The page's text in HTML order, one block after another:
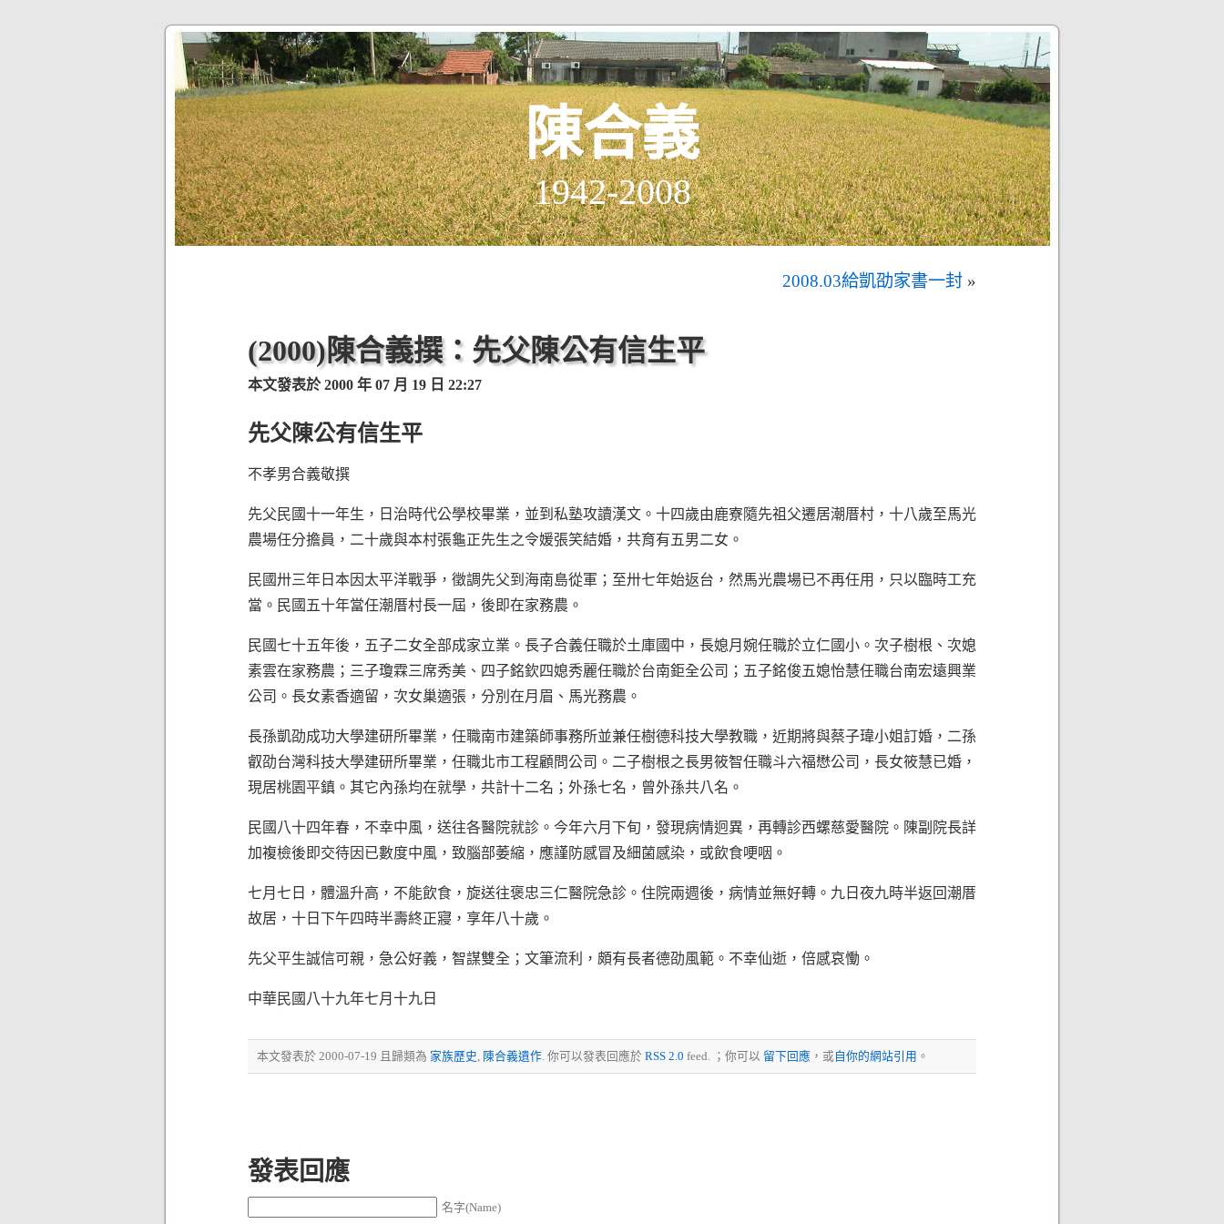
陳合義
1942-2008
2008.03給凱劭家書一封 »
(2000)陳合義撰：先父陳公有信生平
本文發表於 2000 年 07 月 19 日 22:27
先父陳公有信生平
不孝男合義敬撰
先父民國十一年生，日治時代公學校畢業，並到私塾攻讀漢文。十四歲由鹿寮隨先祖父遷居潮厝村，十八歲至馬光
農場任分擔員，二十歲與本村張龜正先生之令媛張笑結婚，共育有五男二女。
民國卅三年日本因太平洋戰爭，徵調先父到海南島從軍；至卅七年始返台，然馬光農場已不再任用，只以臨時工充
當。民國五十年當任潮厝村長一屆，後即在家務農。
民國七十五年後，五子二女全部成家立業。長子合義任職於土庫國中，長媳月婉任職於立仁國小。次子樹根、次媳
素雲在家務農；三子瓊霖三席秀美、四子銘欽四媳秀麗任職於台南鉅全公司；五子銘俊五媳怡慧任職台南宏遠興業
公司。長女素香適留，次女巢適張，分別在月眉、馬光務農。
長孫凱劭成功大學建研所畢業，任職南市建築師事務所並兼任樹德科技大學教職，近期將與蔡子瑋小姐訂婚，二孫
叡劭台灣科技大學建研所畢業，任職北市工程顧問公司。二子樹根之長男筱智任職斗六福懋公司，長女筱慧已婚，
現居桃園平鎮。其它內孫均在就學，共計十二名；外孫七名，曾外孫共八名。
民國八十四年春，不幸中風，送往各醫院就診。今年六月下旬，發現病情迥異，再轉診西螺慈愛醫院。陳副院長詳
加複檢後即交待因已數度中風，致腦部萎縮，應謹防感冒及細菌感染，或飲食哽咽。
七月七日，體溫升高，不能飲食，旋送往褒忠三仁醫院急診。住院兩週後，病情並無好轉。九日夜九時半返回潮厝
故居，十日下午四時半壽終正寢，享年八十歲。
先父平生誠信可親，急公好義，智謀雙全；文筆流利，頗有長者德劭風範。不幸仙逝，倍感哀慟。
中華民國八十九年七月十九日
本文發表於 2000-07-19 且歸類為 家族歷史, 陳合義遺作. 你可以發表回應於 RSS 2.0 feed. ；你可以 留下回應 ，或 自你的網站引用 。
發表回應
名字(Name)